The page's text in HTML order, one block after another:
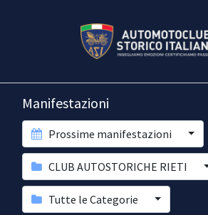
Manifestazioni
Prossime manifestazioni
CLUB AUTOSTORICHE RIETI
Tutte le Categorie